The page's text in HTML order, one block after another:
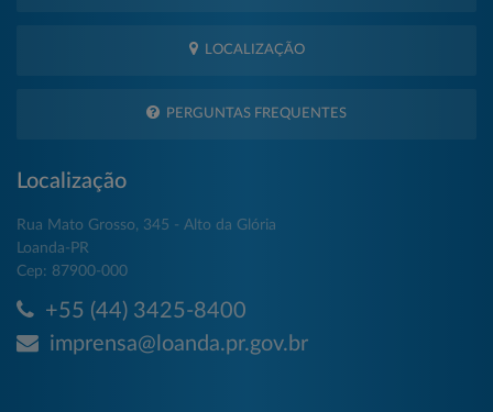
LOCALIZAÇÃO
PERGUNTAS FREQUENTES
Localização
Rua Mato Grosso, 345 - Alto da Glória
Loanda-PR
Cep: 87900-000
+55 (44) 3425-8400
imprensa@loanda.pr.gov.br